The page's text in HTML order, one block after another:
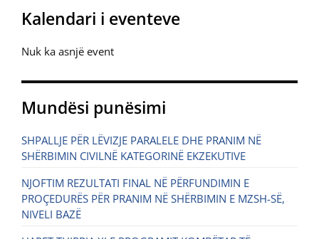
Kalendari i eventeve
Nuk ka asnjë event
Mundësi punësimi
SHPALLJE PËR LËVIZJE PARALELE DHE PRANIM NË
SHËRBIMIN CIVILNË KATEGORINË EKZEKUTIVE
NJOFTIM REZULTATI FINAL NË PËRFUNDIMIN E
PROÇEDURËS PËR PRANIM NË SHËRBIMIN E MZSH-SË,
NIVELI BAZË